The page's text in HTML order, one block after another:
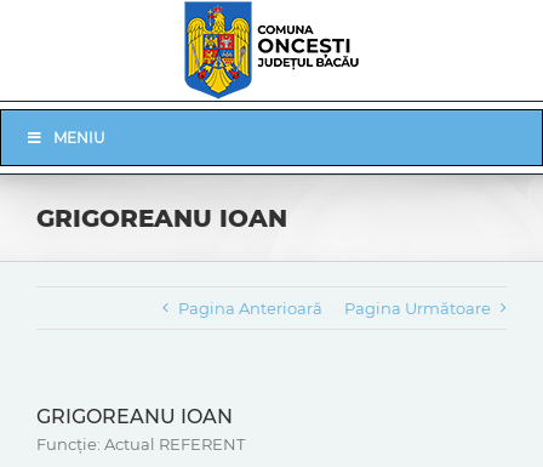
Navigation
MENIU
GRIGOREANU IOAN
Pagina Anterioară Pagina Următoare
GRIGOREANU IOAN
Funcție: Actual REFERENT